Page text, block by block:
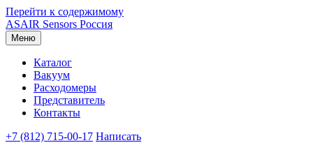
Перейти к содержимому
ASAIR Sensors Россия
Меню
Каталог
Вакуум
Расходомеры
Представитель
Контакты
+7 (812) 715-00-17 Написать